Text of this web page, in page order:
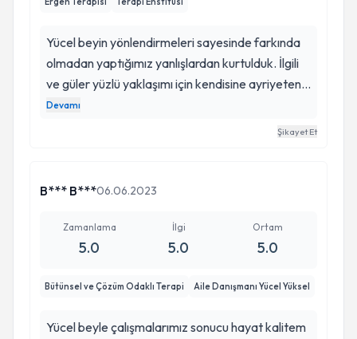
Yücel beyin yönlendirmeleri sayesinde farkında
olmadan yaptığımız yanlışlardan kurtulduk. İlgili
ve güler yüzlü yaklaşımı için kendisine ayriyeten
teşekkür ederim. Bilgi ve deneyimini hasta
yakınları ile de hiç esirgemeden paylaşan değerli
Devamı
Şikayet Et
B*** B***06.06.2023
Zamanlama
5.0
İlgi
5.0
Ortam
5.0
Bütünsel ve Çözüm Odaklı Terapi Aile Danışmanı Yücel Yüksel
Yücel beyle çalışmalarımız sonucu hayat kalitem